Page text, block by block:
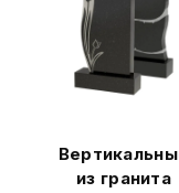
из гранита